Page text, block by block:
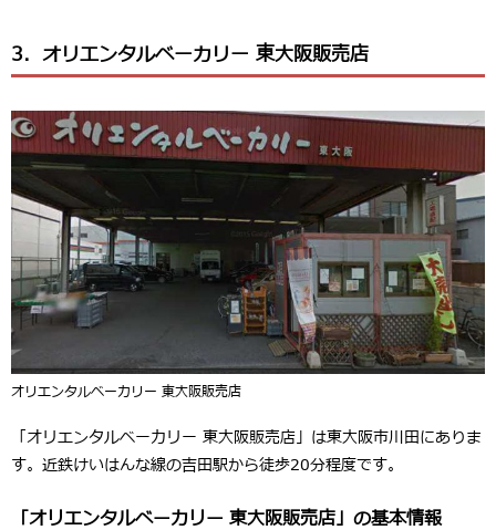
3．オリエンタルベーカリー 東大阪販売店
オリエンタルベーカリー 東大阪販売店
「オリエンタルベーカリー 東大阪販売店」は東大阪市川田にありま
す。近鉄けいはんな線の吉田駅から徒歩20分程度です。
「オリエンタルベーカリー 東大阪販売店」の基本情報